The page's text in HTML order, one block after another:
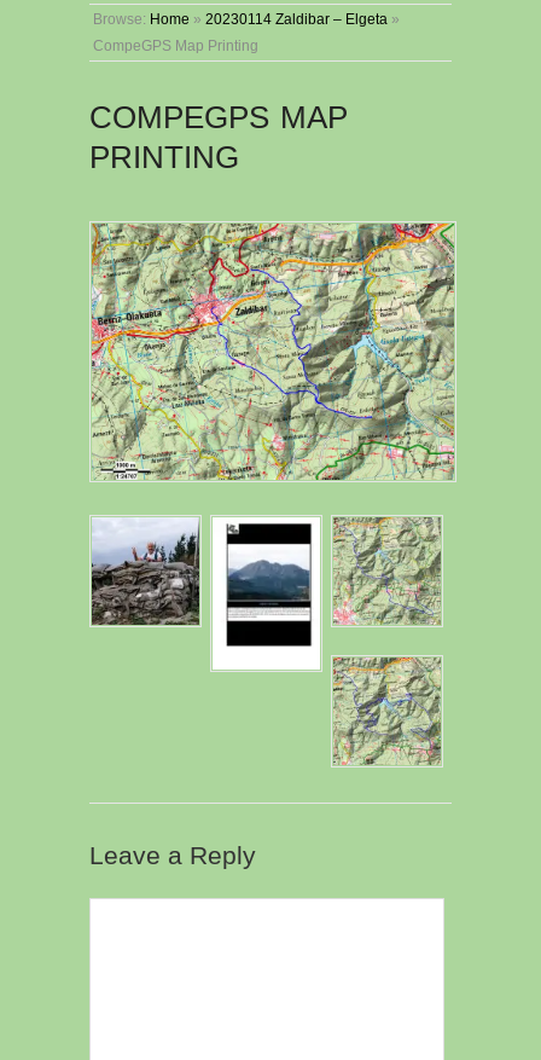
Browse: Home » 20230114 Zaldibar – Elgeta »
CompeGPS Map Printing
COMPEGPS MAP
PRINTING
Leave a Reply